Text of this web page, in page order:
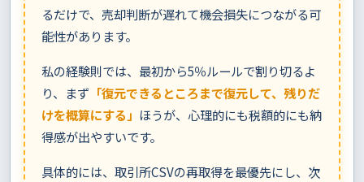
るだけで、売却判断が遅れて機会損失につながる可
能性があります。
私の経験則では、最初から5％ルールで割り切るよ
り、まず 「復元できるところまで復元して、残りだ
けを概算にする」 ほうが、心理的にも税額的にも納
得感が出やすいです。
具体的には、取引所CSVの再取得を最優先にし、次